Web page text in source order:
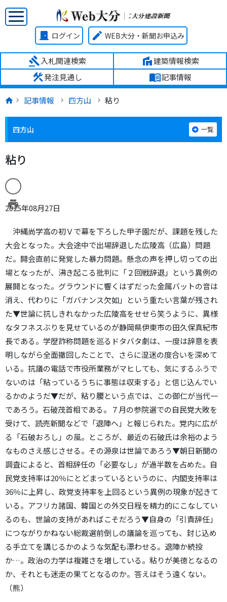
door_front ログイン edit WEB大分・新聞お申込み
gavel入札関連検索 villa建築情報検索
construction発注見通し menu_book記事情報
記事情報 四方山 粘り
四方山 一覧
粘り
print
2025年08月27日
沖縄尚学高の初Ｖで幕を下ろした甲子園だが、課題を残した
大会となった。大会途中で出場辞退した広陵高（広島）問題
だ。開会直前に発覚した暴力問題。懸念の声を押し切っての出
場となったが、沸き起こる批判に「２回戦辞退」という異例の
展開となった。グラウンドに響くはずだった金属バットの音は
消え、代わりに「ガバナンス欠如」という重たい言葉が残され
た▼世論に抗しきれなかった広陵高をせせら笑うように、異様
なタフネスぶりを見せているのが静岡県伊東市の田久保真紀市
長である。学歴詐称問題を巡るドタバタ劇は、一度は辞意を表
明しながら全面撤回したことで、さらに混迷の度合いを深めて
いる。抗議の電話で市役所業務がマヒしても、気にするふうで
ないのは「粘っているうちに事態は収束する」と信じ込んでい
るかのようだ▼だが、粘り腰という点では、この御仁が当代一
であろう。石破茂首相である。７月の参院選での自民党大敗を
受けて、読売新聞などで「退陣へ」と報じられた。党内に広が
る「石破おろし」の風。ところが、最近の石破氏は余裕のよう
なものさえ感じさせる。その源泉は世論であろう▼朝日新聞の
調査によると、首相辞任の「必要なし」が過半数を占めた。自
民党支持率は20％にとどまっているというのに、内閣支持率は
36％に上昇し、政党支持率を上回るという異例の現象が起きて
いる。アフリカ諸国、韓国との外交日程を精力的にこなしてい
るのも、世論の支持があればこそだろう▼自身の「引責辞任」
につながりかねない総裁選前倒しの議論を巡っても、封じ込め
る手立てを講じるかのような気配も漂わせる。退陣か続投
か…。政治の力学は複雑さを増している。粘りが美徳となるの
か、それとも迷走の果てとなるのか。答えはそう遠くない。
（熊）